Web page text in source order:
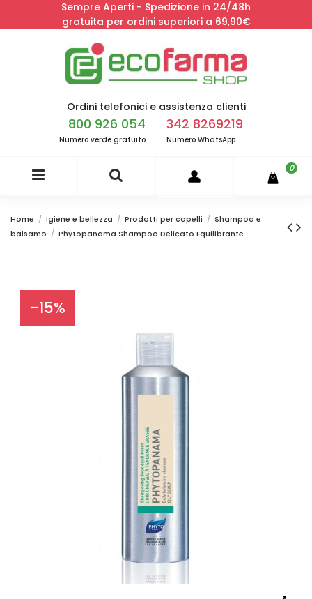
Sempre Aperti - Spedizione in 24/48h
gratuita per ordini superiori a 69,90€
Ordini telefonici e assistenza clienti
800 926 054
Numero verde gratuito
342 8269219
Numero WhatsApp
0
Home Igiene e bellezza Prodotti per capelli
Shampoo e
balsamo
Phytopanama Shampoo Delicato Equilibrante
-15%